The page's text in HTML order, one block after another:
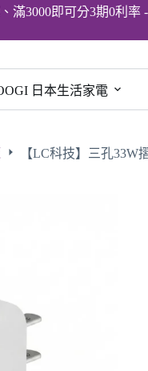
滿3000即可分3期0利率
日本生活家電
【LC科技】三孔33W